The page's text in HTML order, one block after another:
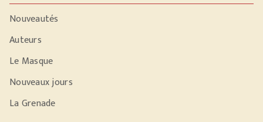
Nouveautés
Auteurs
Le Masque
Nouveaux jours
La Grenade